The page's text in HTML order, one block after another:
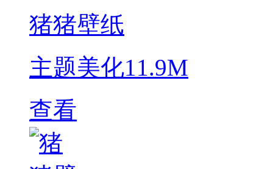
猪猪壁纸
主题美化11.9M
查看